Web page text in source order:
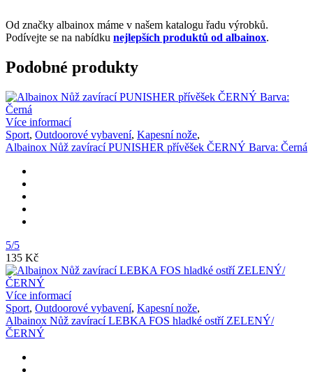
Od značky albainox máme v našem katalogu řadu výrobků.
Podívejte se na nabídku nejlepších produktů od albainox.
Podobné produkty
Více informací
Sport, Outdoorové vybavení, Kapesní nože,
Albainox Nůž zavírací PUNISHER přívěšek ČERNÝ Barva: Černá
5/5
135 Kč
Více informací
Sport, Outdoorové vybavení, Kapesní nože,
Albainox Nůž zavírací LEBKA FOS hladké ostří ZELENÝ/
ČERNÝ